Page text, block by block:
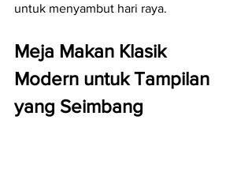
untuk menyambut hari raya.
Meja Makan Klasik
Modern untuk Tampilan
yang Seimbang